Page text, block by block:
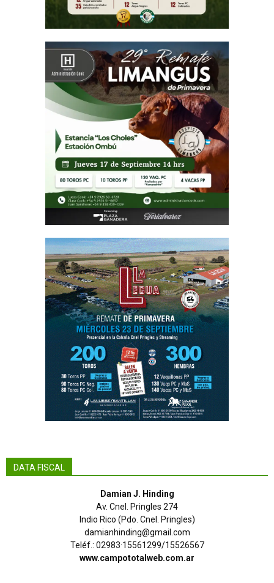
DATA FISCAL
Damian J. Hinding
Av. Cnel. Pringles 274
Indio Rico (Pdo. Cnel. Pringles)
damianhinding@gmail.com
Teléf.: 02983·15561299/15526567
www.campototalweb.com.ar